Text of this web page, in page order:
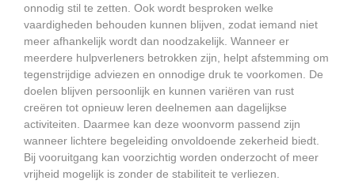
onnodig stil te zetten. Ook wordt besproken welke
vaardigheden behouden kunnen blijven, zodat iemand niet
meer afhankelijk wordt dan noodzakelijk. Wanneer er
meerdere hulpverleners betrokken zijn, helpt afstemming om
tegenstrijdige adviezen en onnodige druk te voorkomen. De
doelen blijven persoonlijk en kunnen variëren van rust
creëren tot opnieuw leren deelnemen aan dagelijkse
activiteiten. Daarmee kan deze woonvorm passend zijn
wanneer lichtere begeleiding onvoldoende zekerheid biedt.
Bij vooruitgang kan voorzichtig worden onderzocht of meer
vrijheid mogelijk is zonder de stabiliteit te verliezen.